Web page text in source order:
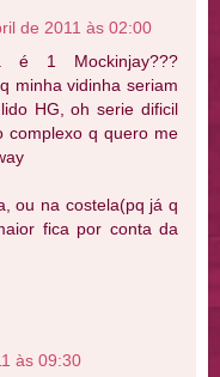
de 2011 às 02:00
1 Mockinjay???
minha vidinha seriam
HG, oh serie dificil
complexo q quero me
ou na costela(pq já q
fica por conta da
às 09:30